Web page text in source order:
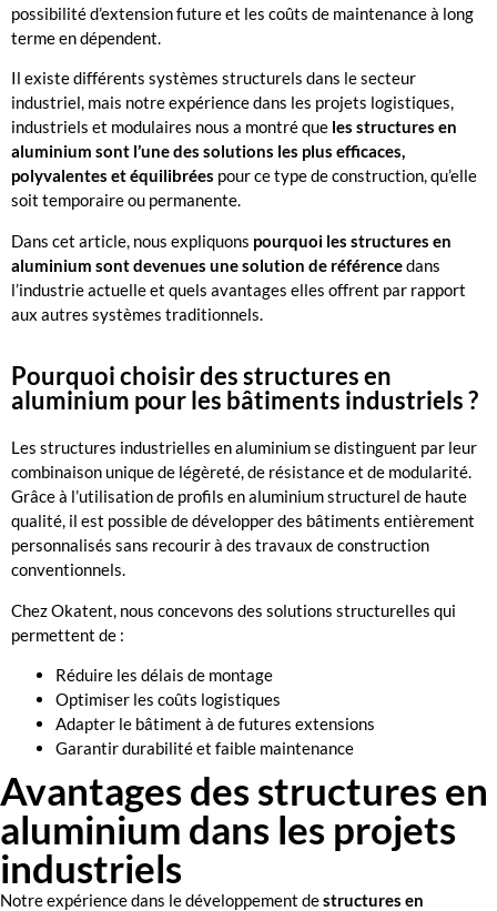
possibilité d’extension future et les coûts de maintenance à long
terme en dépendent.
Il existe différents systèmes structurels dans le secteur
industriel, mais notre expérience dans les projets logistiques,
industriels et modulaires nous a montré que les structures en
aluminium sont l’une des solutions les plus efficaces,
polyvalentes et équilibrées pour ce type de construction, qu’elle
soit temporaire ou permanente.
Dans cet article, nous expliquons pourquoi les structures en
aluminium sont devenues une solution de référencedans
l’industrie actuelle et quels avantages elles offrent par rapport
aux autres systèmes traditionnels.
Pourquoi choisir des structures en
aluminium pour les bâtiments industriels ?
Les structures industrielles en aluminium se distinguent par leur
combinaison unique de légèreté, de résistance et de modularité.
Grâce à l’utilisation de profils en aluminium structurel de haute
qualité, il est possible de développer des bâtiments entièrement
personnalisés sans recourir à des travaux de construction
conventionnels.
Chez Okatent, nous concevons des solutions structurelles qui
permettent de :
Réduire les délais de montage
Optimiser les coûts logistiques
Adapter le bâtiment à de futures extensions
Garantir durabilité et faible maintenance
Avantages des structures en
aluminium dans les projets
industriels
Notre expérience dans le développement destructures en